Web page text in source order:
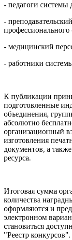
- педагоги системы
-
профессионального
- медицинский
- работники
К публикации
подготовленные
объединения,
абсолютно
организационный
изготовления
документов, а
ресурса.
Итоговая сумма
количества
оформляются и
электронном
становиться
"Реестр конкурсов".